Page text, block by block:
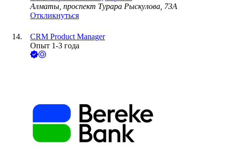
Алматы, проспект Турара Рыскулова, 73А
Откликнуться
CRM Product Manager
Опыт 1-3 года